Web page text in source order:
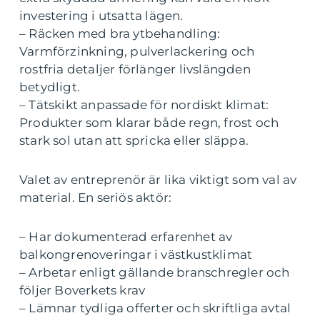
investering i utsatta lägen.
– Räcken med bra ytbehandling:
Varmförzinkning, pulverlackering och
rostfria detaljer förlänger livslängden
betydligt.
– Tätskikt anpassade för nordiskt klimat:
Produkter som klarar både regn, frost och
stark sol utan att spricka eller släppa.
Valet av entreprenör är lika viktigt som val av
material. En seriös aktör:
– Har dokumenterad erfarenhet av
balkongrenoveringar i västkustklimat
– Arbetar enligt gällande branschregler och
följer Boverkets krav
– Lämnar tydliga offerter och skriftliga avtal